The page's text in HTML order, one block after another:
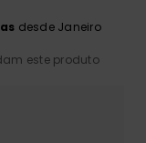
desde Janeiro
este produto